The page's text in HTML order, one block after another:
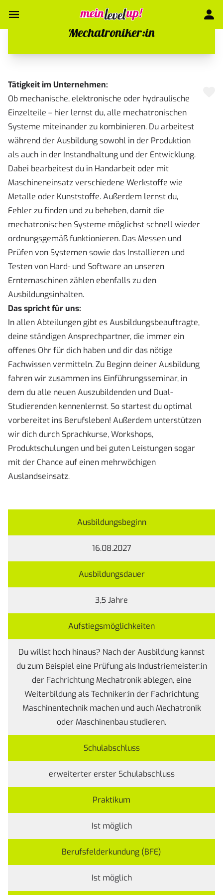
Mechatroniker:in
Tätigkeit im Unternehmen:
Ob mechanische, elektronische oder hydraulische
Einzelteile – hier lernst du, alle mechatronischen
Systeme miteinander zu kombinieren. Du arbeitest
während der Ausbildung sowohl in der Produktion
als auch in der Instandhaltung und der Entwicklung.
Dabei bearbeitest du in Handarbeit oder mit
Maschineneinsatz verschiedene Werkstoffe wie
Metalle oder Kunststoffe. Außerdem lernst du,
Fehler zu finden und zu beheben, damit die
mechatronischen Systeme möglichst schnell wieder
ordnungsgemäß funktionieren. Das Messen und
Prüfen von Systemen sowie das Installieren und
Testen von Hard- und Software an unseren
Erntemaschinen zählen ebenfalls zu den
Ausbildungsinhalten.
Das spricht für uns:
In allen Abteilungen gibt es Ausbildungsbeauftragte,
deine ständigen Ansprechpartner, die immer ein
offenes Ohr für dich haben und dir das nötige
Fachwissen vermitteln. Zu Beginn deiner Ausbildung
fahren wir zusammen ins Einführungsseminar, in
dem du alle neuen Auszubildenden und Dual-
Studierenden kennenlernst. So startest du optimal
vorbereitet ins Berufsleben! Außerdem unterstützen
wir dich durch Sprachkurse, Workshops,
Produktschulungen und bei guten Leistungen sogar
mit der Chance auf einen mehrwöchigen
Auslandseinsatz.
Ausbildungsbeginn
16.08.2027
Ausbildungsdauer
3,5 Jahre
Aufstiegsmöglichkeiten
Du willst hoch hinaus? Nach der Ausbildung kannst
du zum Beispiel eine Prüfung als Industriemeister:in
der Fachrichtung Mechatronik ablegen, eine
Weiterbildung als Techniker:in der Fachrichtung
Maschinentechnik machen und auch Mechatronik
oder Maschinenbau studieren.
Schulabschluss
erweiterter erster Schulabschluss
Praktikum
Ist möglich
Berufsfelderkundung (BFE)
Ist möglich